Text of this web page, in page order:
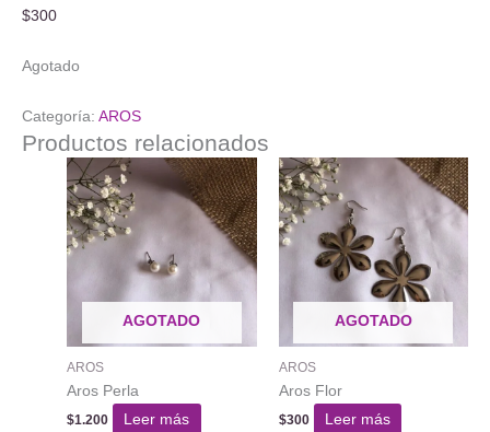
$300
Agotado
Categoría: AROS
Productos relacionados
AGOTADO
AROS
Aros Perla
$1.200 Leer más
AGOTADO
AROS
Aros Flor
$300 Leer más